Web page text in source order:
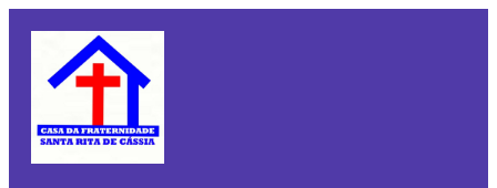
conteúdo